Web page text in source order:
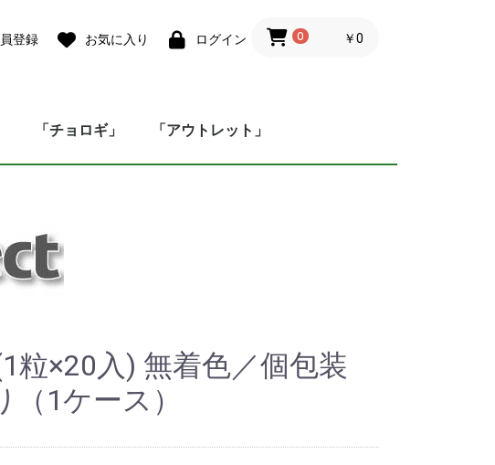
登録 お気に入り ログイン 0 ￥0
「チョロギ」 「アウトレット」
粒×20入) 無着色／個包装
（1ケース）